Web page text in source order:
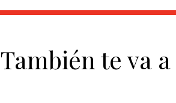
También te va